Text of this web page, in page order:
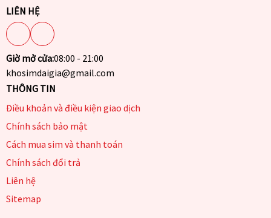
LIÊN HỆ
Giờ mở cửa:08:00 - 21:00
khosimdaigia@gmail.com
THÔNG TIN
Điều khoản và điều kiện giao dịch
Chính sách bảo mật
Cách mua sim và thanh toán
Chính sách đổi trả
Liên hệ
Sitemap